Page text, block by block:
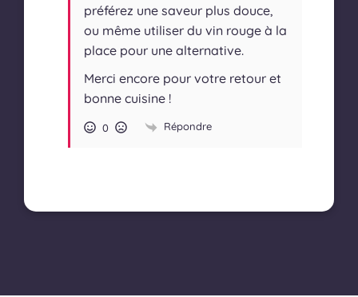
préférez une saveur plus douce,
ou même utiliser du vin rouge à la
place pour une alternative.
Merci encore pour votre retour et
bonne cuisine !
0 Répondre